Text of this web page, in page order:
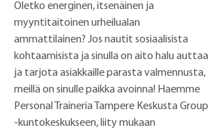
Oletko energinen, itsenäinen ja
myyntitaitoinen urheilualan
ammattilainen? Jos nautit sosiaalisista
kohtaamisista ja sinulla on aito halu auttaa
ja tarjota asiakkaille parasta valmennusta,
meillä on sinulle paikka avoinna! Haemme
Personal Traineria Tampere Keskusta Group
-kuntokeskukseen, liity mukaan